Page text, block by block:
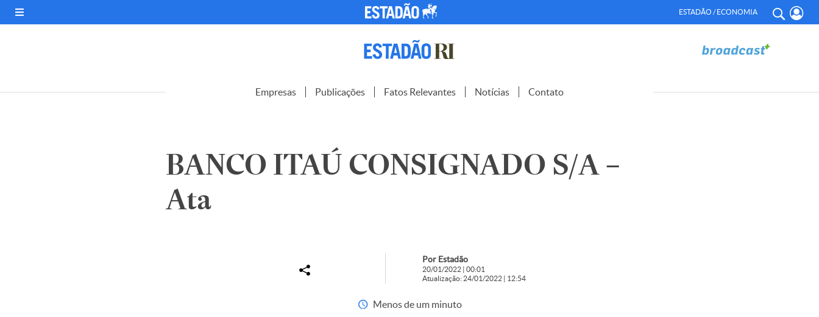
ESTADÃO / ECONOMIA
Empresas Publicações Fatos Relevantes Notícias Contato
BANCO ITAÚ CONSIGNADO S/A –
Ata
Por Estadão
20/01/2022 | 00:01
Atualização: 24/01/2022 | 12:54
Menos de um minuto